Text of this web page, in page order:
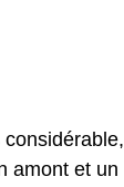
amont et un